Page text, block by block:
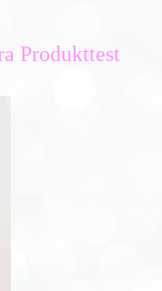
Produkttest